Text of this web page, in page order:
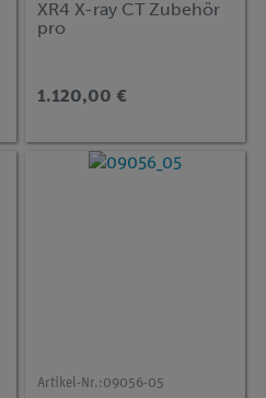
XR4 X-ray CT Zubehör
pro
1.120,00 €
Artikel-Nr.:09056-05